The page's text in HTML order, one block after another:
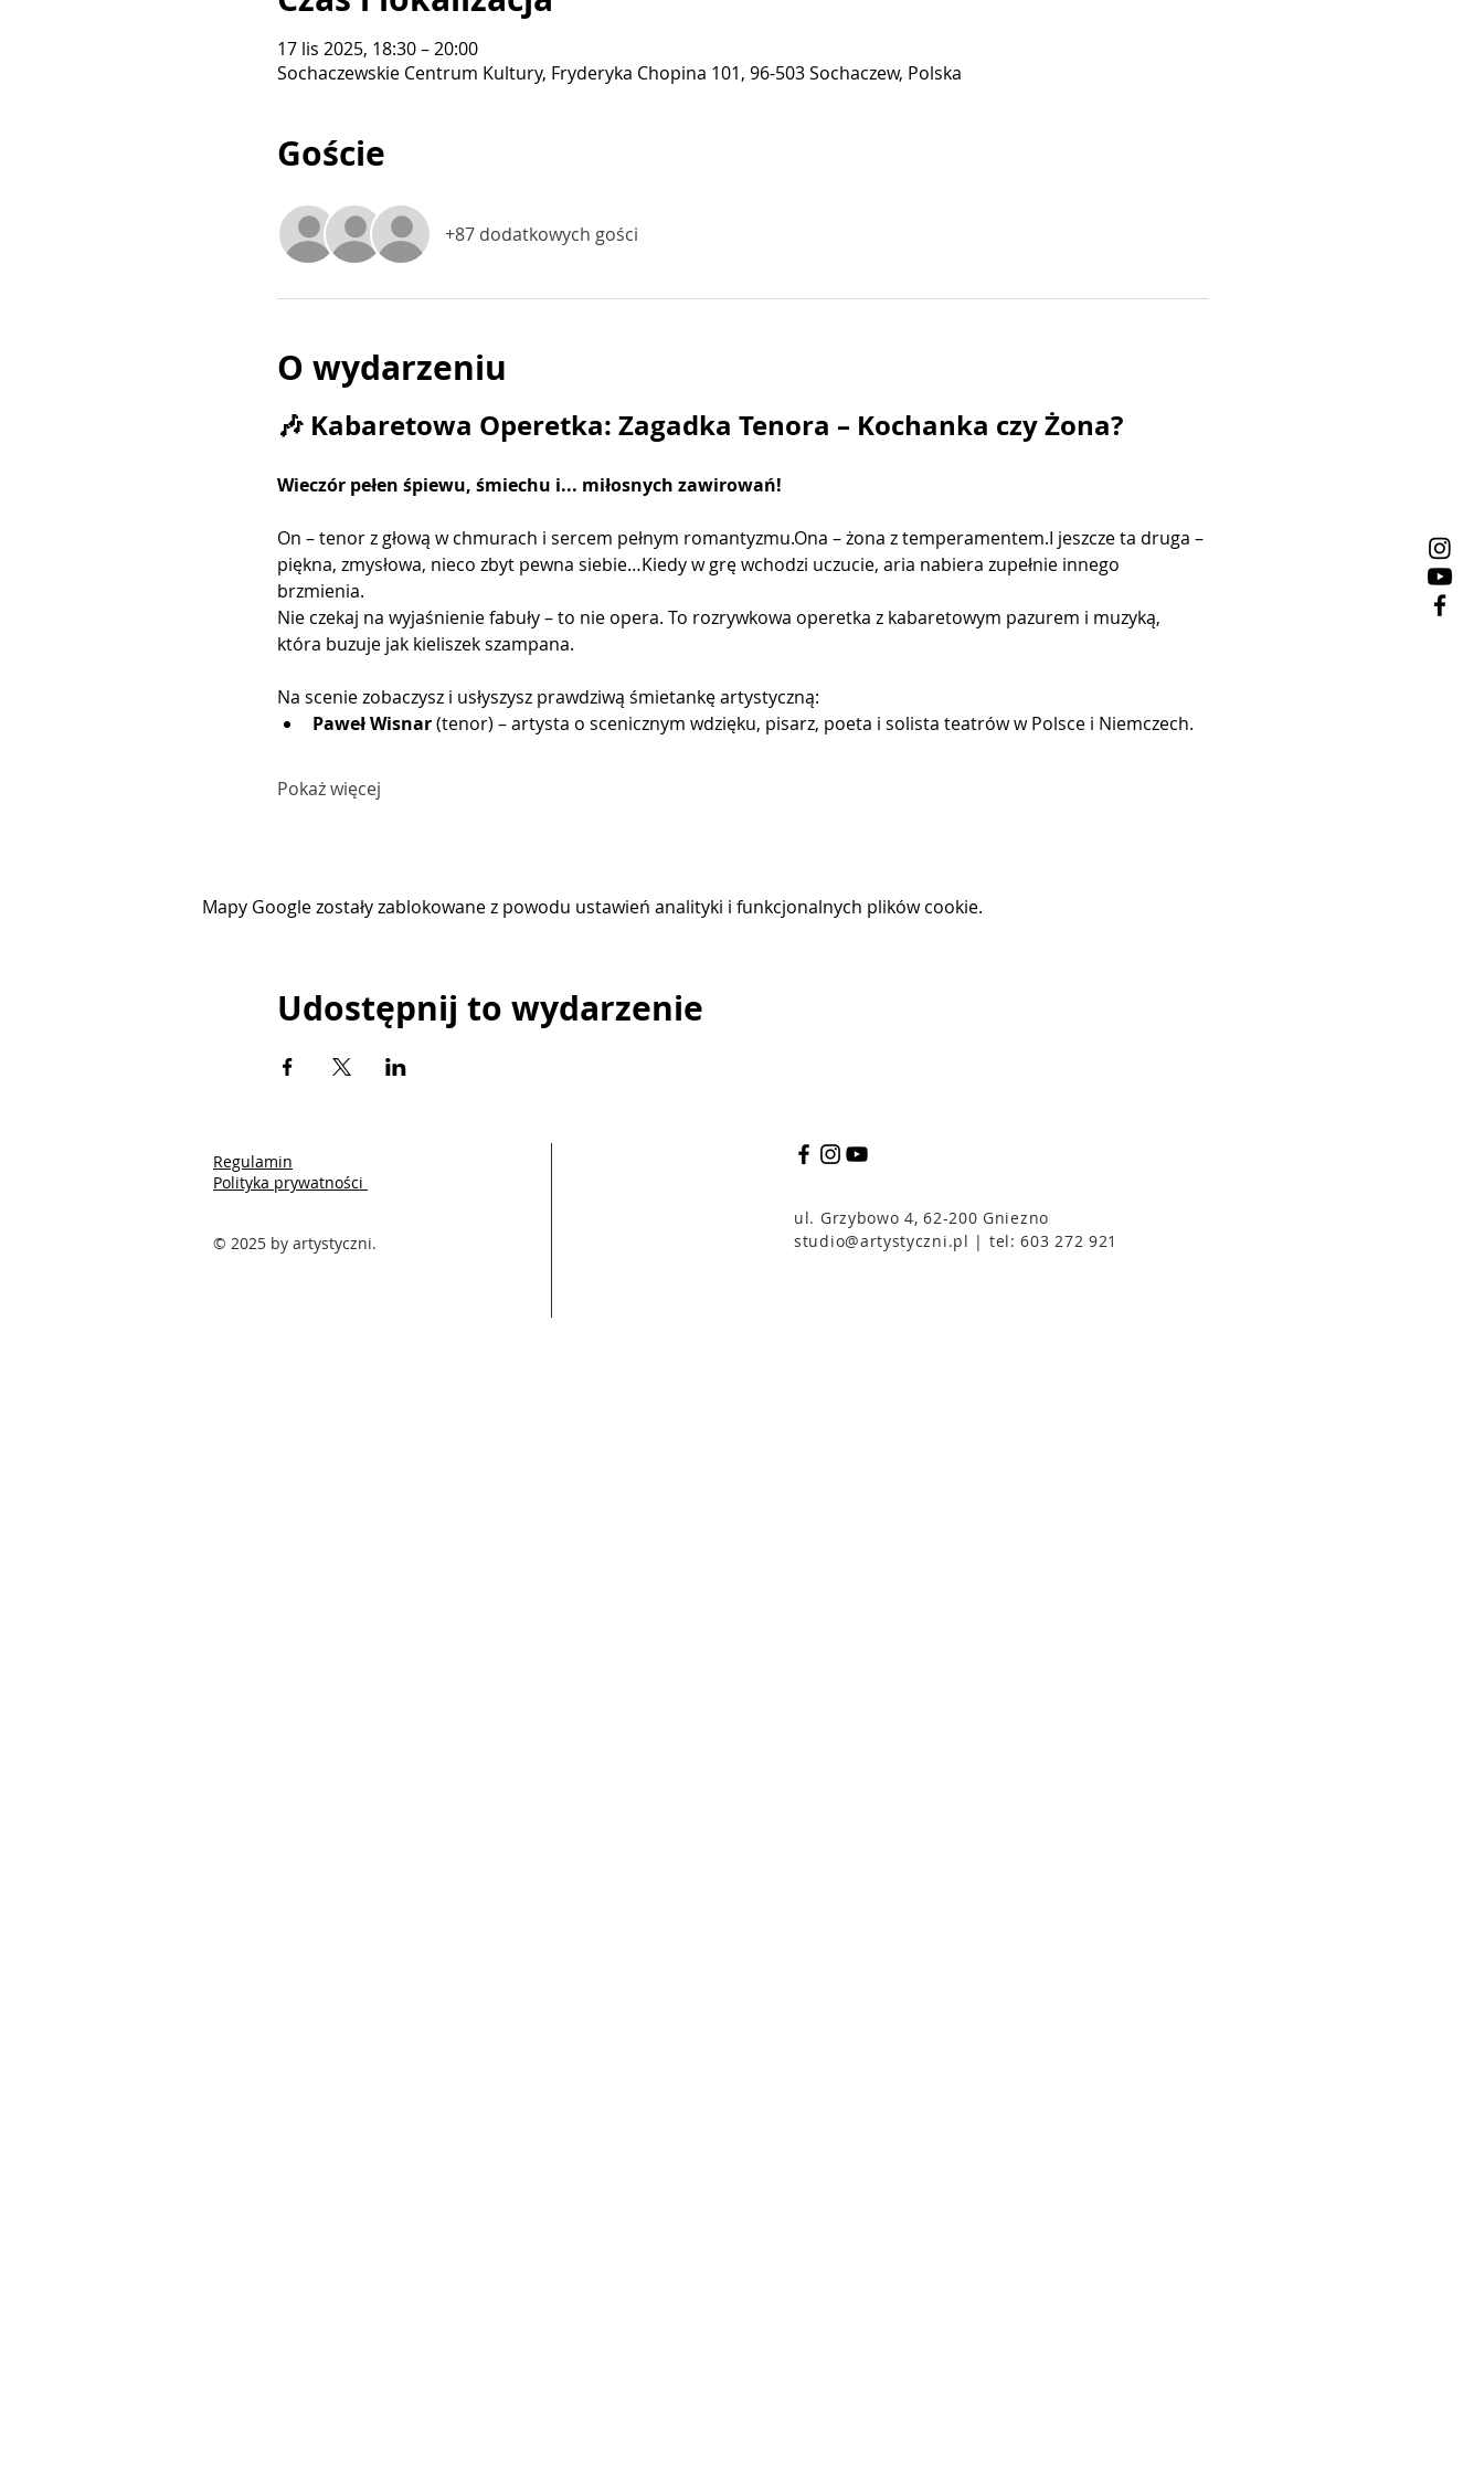
17 lis 2025, 18:30 – 20:00
Sochaczewskie Centrum Kultury, Fryderyka Chopina 101, 96-503 Sochaczew, Polska
Goście
+87 dodatkowych gości
O wydarzeniu
🎶 Kabaretowa Operetka: Zagadka Tenora – Kochanka czy Żona?
Wieczór pełen śpiewu, śmiechu i... miłosnych zawirowań!
On – tenor z głową w chmurach i sercem pełnym romantyzmu.Ona – żona z temperamentem.I jeszcze ta druga –
piękna, zmysłowa, nieco zbyt pewna siebie…Kiedy w grę wchodzi uczucie, aria nabiera zupełnie innego
brzmienia.
Nie czekaj na wyjaśnienie fabuły – to nie opera. To rozrywkowa operetka z kabaretowym pazurem i muzyką,
która buzuje jak kieliszek szampana.
Na scenie zobaczysz i usłyszysz prawdziwą śmietankę artystyczną:
Paweł Wisnar (tenor) – artysta o scenicznym wdzięku, pisarz, poeta i solista teatrów w Polsce i Niemczech.
Pokaż więcej
Mapy Google zostały zablokowane z powodu ustawień analityki i funkcjonalnych plików cookie.
Udostępnij to wydarzenie
Regulamin
Polityka prywatności
© 2025 by artystyczni.
ul. Grzybowo 4, 62-200 Gniezno
studio@artystyczni.pl | tel: 603 272 921